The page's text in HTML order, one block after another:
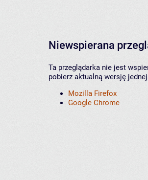
Niewspierana
Ta przeglądarka nie jest
pobierz aktualną wersję
Mozilla Firefox
Google Chrome